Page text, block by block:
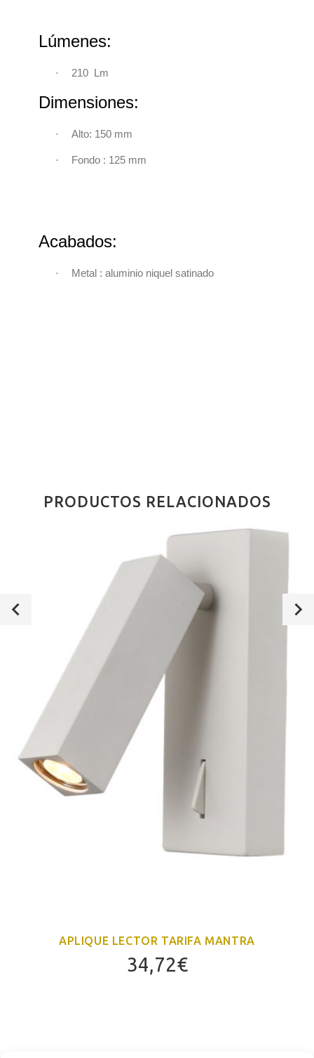
Lúmenes:
· 210 Lm
Dimensiones:
· Alto: 150 mm
· Fondo : 125 mm
Acabados:
· Metal : aluminio niquel satinado
PRODUCTOS RELACIONADOS
APLIQUE LECTOR TARIFA MANTRA
34,72€